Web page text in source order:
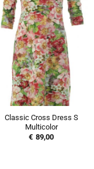
Classic Cross Dress S
Multicolor
€ 89,00